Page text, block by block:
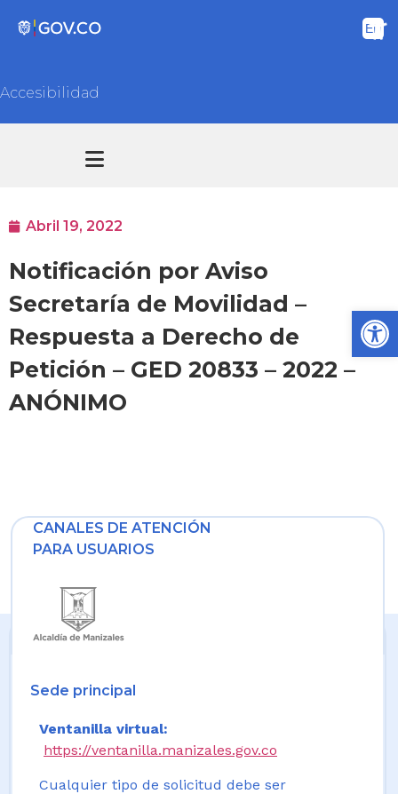
Accesibilidad
Abril 19, 2022
Notificación por Aviso
Secretaría de Movilidad –
Respuesta a Derecho de
Petición – GED 20833 – 2022 –
ANÓNIMO
CANALES DE ATENCIÓN
PARA USUARIOS
Sede principal
Ventanilla virtual:
https://ventanilla.manizales.gov.co
Cualquier tipo de solicitud debe ser